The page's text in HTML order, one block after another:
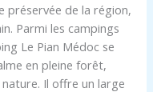
préservée de la région,
Parmi les campings
Le Pian Médoc se
en pleine forêt,
Il offre un large